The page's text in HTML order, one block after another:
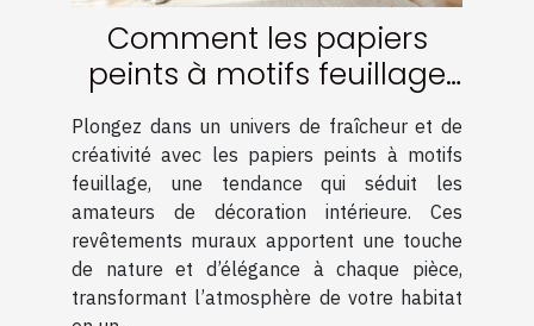
Comment les papiers
peints à motifs feuillage
transforment-ils votre
intérieur ?
Plongez dans un univers de fraîcheur et de
créativité avec les papiers peints à motifs
feuillage, une tendance qui séduit les
amateurs de décoration intérieure. Ces
revêtements muraux apportent une touche
de nature et d’élégance à chaque pièce,
transformant l’atmosphère de votre habitat